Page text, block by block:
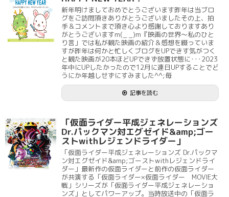
新年明けましておめでとうございます昨年は当ブロ
グをご訪問頂きありがとうございましたその上、拍
手＆コメントまで頂き心より感謝しておりますあり
がとうございますm(_ _)m『映画の世界～私のひと
り言」では私が観た映画の紹介＆感想を綴っていま
すが昨年は何かと忙しくブログをUPできす気がつく
と観た映画が20本ほどUPできず放置状態に･･･2023
年中にUPしたかったので12月に連日UPすることでど
うにか年越しせずにすみました^^;毎
記事を読む
「仮面ライダー平成ジェネレーションズ
Dr.パックマン対エグゼイド&amp;ゴー
ストwithレジェンドライダー」
「仮面ライダー平成ジェネレーションズ Dr.パックマ
ン対エグゼイド&amp;ゴーストwithレジェンドライ
ダー」最新作の仮面ライダーと前作の仮面ライダー
が共演する「仮面ライダー×仮面ライダー MOVIE大
戦」シリーズが「仮面ライダー平成ジェネレーショ
ンズ」としてパワーアップ。当時放送中の「仮面ラ